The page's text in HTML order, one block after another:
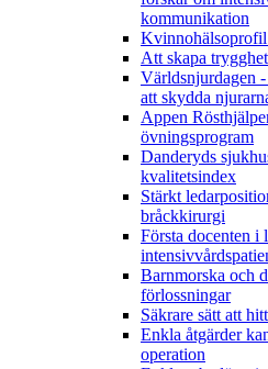
kommunikation
Att skapa
Världsnjurdagen
att skydda
Appen
övningsprogram
Danderyds
kvalitetsindex
Stärkt
bråckkirurgi
Första docenten i
Barnmorska och
förlossningar
Säkrare sätt att
Enkla åtgärder
operation